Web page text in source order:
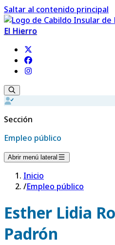
Saltar al contenido principal
El Hierro
Sección
Empleo público
Abrir menú lateral
Inicio
/Empleo público
Esther Lidia
Padrón